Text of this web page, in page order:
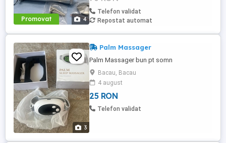
Promovat 4
Telefon validat
Repostat automat
3
Palm Massager
Palm Massager bun pt somn
Bacau, Bacau
4 august
25 RON
Telefon validat